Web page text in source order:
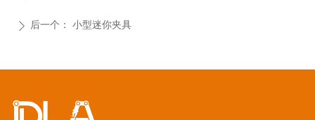
ꄲ 后一个： 小型迷你夹具